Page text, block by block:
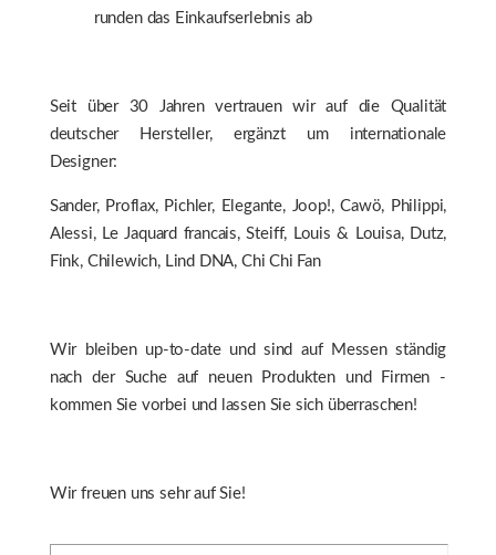
runden das Einkaufserlebnis ab
Seit über 30 Jahren vertrauen wir auf die Qualität
deutscher Hersteller, ergänzt um internationale
Designer:
Sander, Proflax, Pichler, Elegante, Joop!, Cawö, Philippi,
Alessi, Le Jaquard francais, Steiff, Louis & Louisa, Dutz,
Fink, Chilewich, Lind DNA, Chi Chi Fan
Wir bleiben up-to-date und sind auf Messen ständig
nach der Suche auf neuen Produkten und Firmen -
kommen Sie vorbei und lassen Sie sich überraschen!
Wir freuen uns sehr auf Sie!